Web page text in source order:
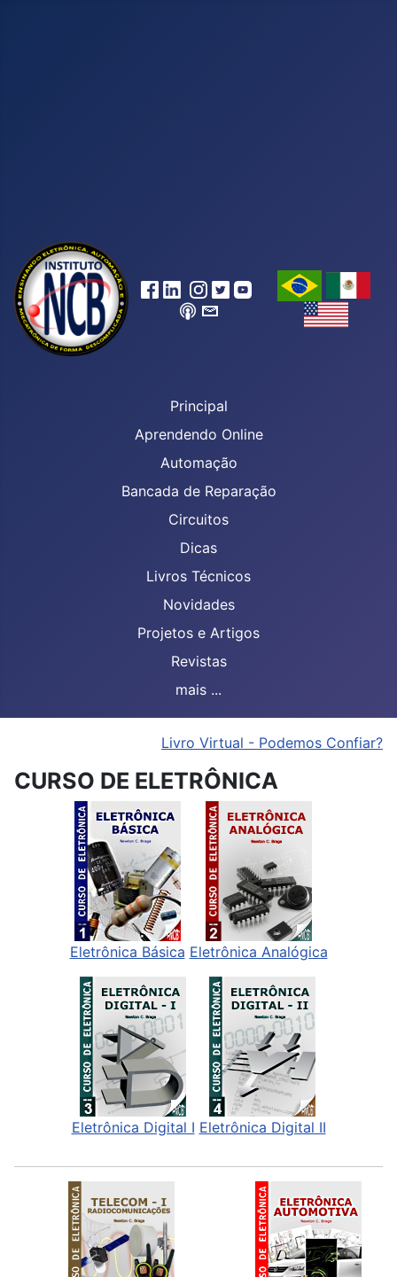
Principal
Aprendendo Online
Automação
Bancada de Reparação
Circuitos
Dicas
Livros Técnicos
Novidades
Projetos e Artigos
Revistas
mais ...
Livro Virtual - Podemos Confiar?
CURSO DE ELETRÔNICA
Eletrônica Básica Eletrônica Analógica
Eletrônica Digital I Eletrônica Digital II